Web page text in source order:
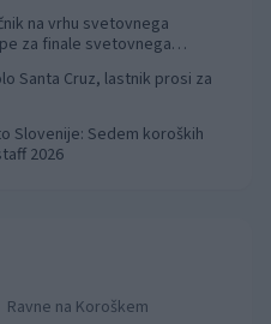
na vrhu svetovnega
za finale svetovnega
Santa Cruz, lastnik prosi za
Slovenije: Sedem koroških
2026
Ravne na Koroškem